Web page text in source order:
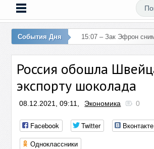
События Дня 15:07 – Зак Эфрон
Кеннед
Россия обошла
экспорту шоколада
08.12.2021, 09:11, Экономика 0
Facebook Twitter
Вконтакте
Одноклассники